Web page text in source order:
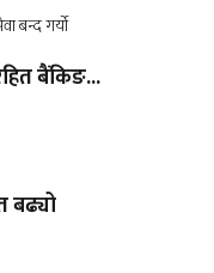
बैंकिङ...
बढ्यो